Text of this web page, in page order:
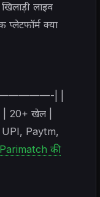
लाइव
क्या
| |
20+ खेल |
UPI, Paytm,
की